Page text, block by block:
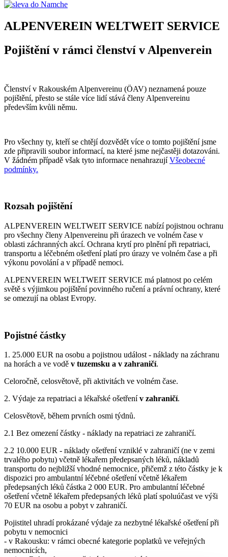
ALPENVEREIN WELTWEIT SERVICE
Pojištění v rámci členství v Alpenverein
Členství v Rakouském Alpenvereinu (ÖAV) neznamená pouze
pojištění, přesto se stále více lidí stává členy Alpenvereinu
především kvůli němu.
Pro všechny ty, kteří se chtějí dozvědět více o tomto pojištění jsme
zde připravili soubor informací, na které jsme nejčastěji dotazováni.
V žádném případě však tyto informace nenahrazujíVšeobecné
podmínky.
Rozsah pojištění
ALPENVEREIN WELTWEIT SERVICE nabízí pojistnou ochranu
pro všechny členy Alpenvereinu při úrazech ve volném čase v
oblasti záchranných akcí. Ochrana krytí pro plnění při repatriaci,
transportu a léčebném ošetření platí pro úrazy ve volném čase a při
výkonu povolání a v případě nemoci.
ALPENVEREIN WELTWEIT SERVICE má platnost po celém
světě s výjimkou pojištění povinného ručení a právní ochrany, které
se omezují na oblast Evropy.
Pojistné částky
1. 25.000 EUR na osobu a pojistnou událost - náklady na záchranu
na horách a ve vodě v tuzemsku a v zahraničí.
Celoročně, celosvětově, při aktivitách ve volném čase.
2. Výdaje za repatriaci a lékařské ošetření v zahraničí.
Celosvětově, během prvních osmi týdnů.
2.1 Bez omezení částky - náklady na repatriaci ze zahraničí.
2.2 10.000 EUR - náklady ošetření vzniklé v zahraničí (ne v zemi
trvalého pobytu) včetně lékařem předepsaných léků, nákladů
transportu do nejbližší vhodné nemocnice, přičemž z této částky je k
dispozici pro ambulantní léčebné ošetření včetně lékařem
předepsaných léků částka 2 000 EUR. Pro ambulantní léčebné
ošetření včetně lékařem předepsaných léků platí spoluúčast ve výši
70 EUR na osobu a pobyt v zahraničí.
Pojistitel uhradí prokázané výdaje za nezbytné lékařské ošetření při
pobytu v nemocnici
- v Rakousku: v rámci obecné kategorie poplatků ve veřejných
nemocnicích,